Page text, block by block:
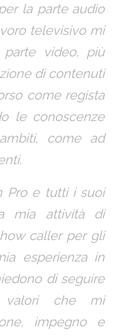
la parte audio
televisivo mi
parte video, più
di contenuti
come regista
le conoscenze
come ad
Pro e tutti i suoi
mia attività di
caller per gli
esperienza in
di seguire
che mi
impegno e